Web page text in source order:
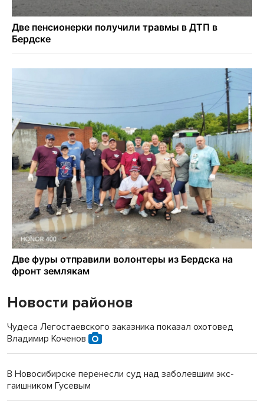
Новости районов
Чудеса Легостаевского заказника показал охотовед
Владимир Коченов
В Новосибирске перенесли суд над заболевшим экс-
гаишником Гусевым